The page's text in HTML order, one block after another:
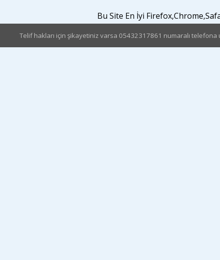
Bu Site En İyi
Telif hakları için şikayetiniz varsa 05432317861 numaralı telefona